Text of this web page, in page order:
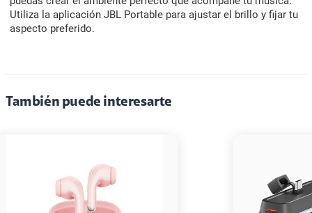
Utiliza la aplicación JBL Portable para ajustar el brillo y fijar tu
aspecto preferido.
También puede interesarte